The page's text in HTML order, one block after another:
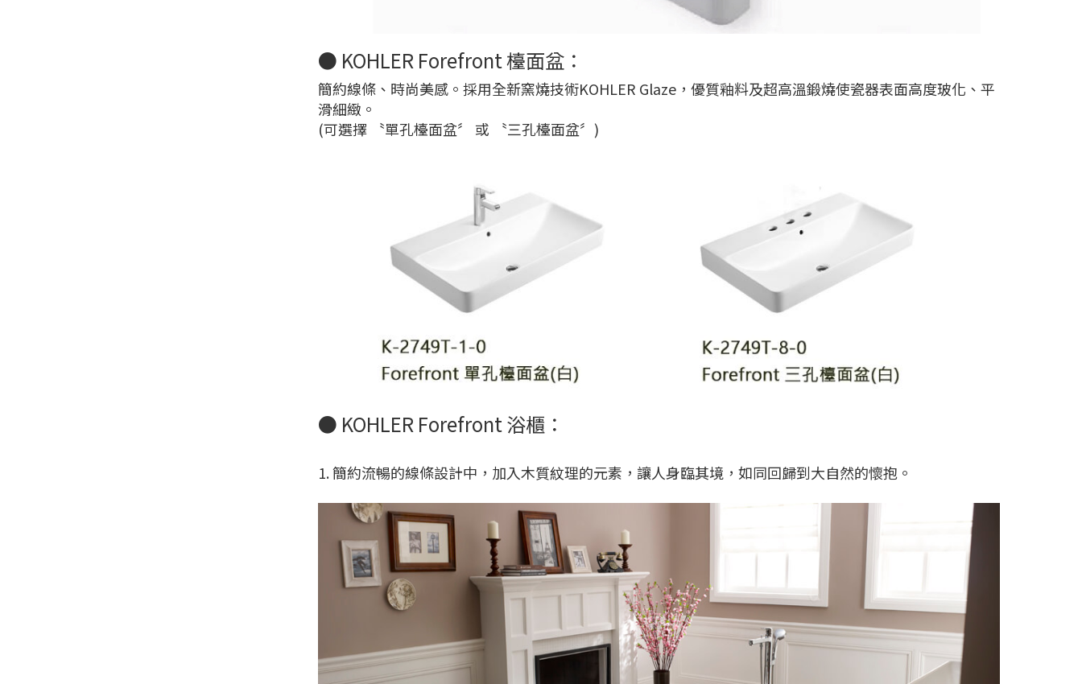
● KOHLER Forefront 檯面盆：
簡約線條、時尚美感。採用全新窯燒技術KOHLER Glaze，優質釉料及超高溫鍛燒使瓷器表面高度玻化、平
滑細緻。
(可選擇 〝單孔檯面盆〞 或 〝三孔檯面盆〞)
● KOHLER Forefront 浴櫃：
1. 簡約流暢的線條設計中，加入木質紋理的元素，讓人身臨其境，如同回歸到大自然的懷抱。